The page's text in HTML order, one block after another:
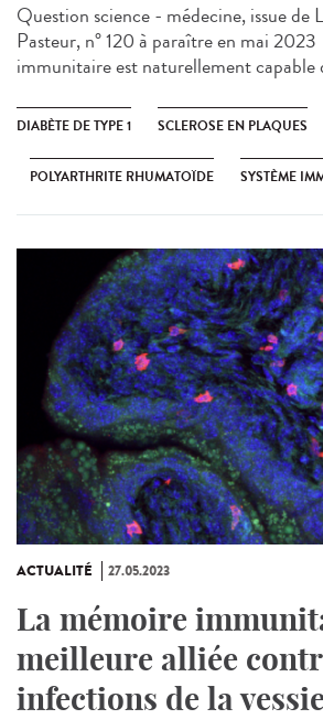
Question science - médecine, issue de
Pasteur, n° 120 à paraître en mai
immunitaire est naturellement capable
DIABÈTE DE TYPE 1 SCLEROSE EN PLAQUES
POLYARTHRITE RHUMATOÏDE SYSTÈME
ACTUALITÉ 27.05.2023
La mémoire
meilleure alliée
infections de la